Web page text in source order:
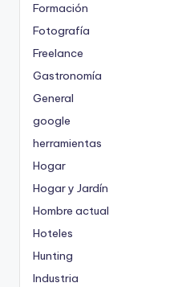
Formación
Fotografía
Freelance
Gastronomía
General
google
herramientas
Hogar
Hogar y Jardín
Hombre actual
Hoteles
Hunting
Industria